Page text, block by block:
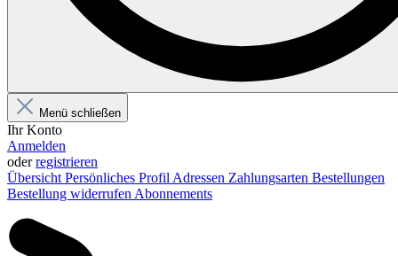
Menü schließen
Ihr Konto
Anmelden
oderregistrieren
Übersicht Persönliches Profil Adressen Zahlungsarten Bestellungen
Bestellung widerrufen Abonnements